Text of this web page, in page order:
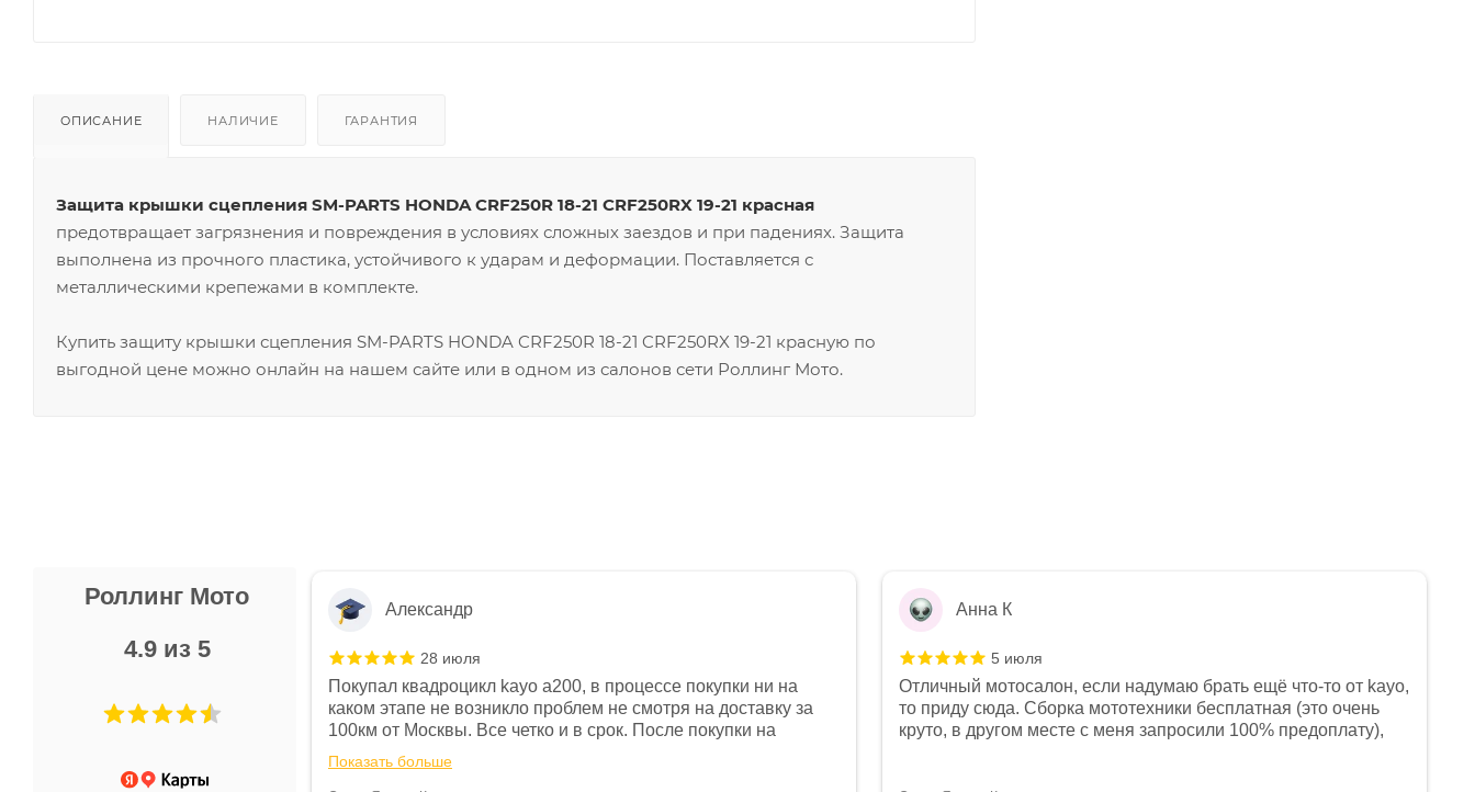
ОПИСАНИЕ НАЛИЧИЕ ГАРАНТИЯ
Защита крышки сцепления SM-PARTS HONDA CRF250R 18-21 CRF250RX 19-21 красная
предотвращает загрязнения и повреждения в условиях сложных заездов и при падениях. Защита
выполнена из прочного пластика, устойчивого к ударам и деформации. Поставляется с
металлическими крепежами в комплекте.
Купить защиту крышки сцепления SM-PARTS HONDA CRF250R 18-21 CRF250RX 19-21 красную по
выгодной цене можно онлайн на нашем сайте или в одном из салонов сети Роллинг Мото.
Роллинг Мото
4.9 из 5
Не понравились условия
и дают только на год)
Александр
28 июля
Покупал квадроцикл kayo a200, в процессе покупки ни на
каком этапе не возникло проблем не смотря на доставку за
100км от Москвы. Все четко и в срок. После покупки на
спидометре всегда был 0, при этом представители магазина
постоянно были на связи и в итоге проблема была решена.
Показать больше
Анна К
5 июля
Отличный мотосалон, если надумаю брать ещё что-то от kayo,
то приду сюда. Сборка мототехники бесплатная (это очень
круто, в другом месте с меня запросили 100% предоплату),